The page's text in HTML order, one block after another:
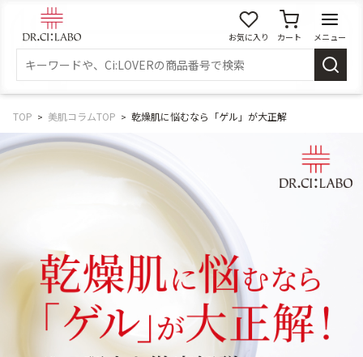
お気に入り カート メニュー
マイページ
スキンケア
角質・導入美容液 化粧水
美容液
TOP 美肌コラムTOP 乾燥肌に悩むなら「ゲル」が大正解